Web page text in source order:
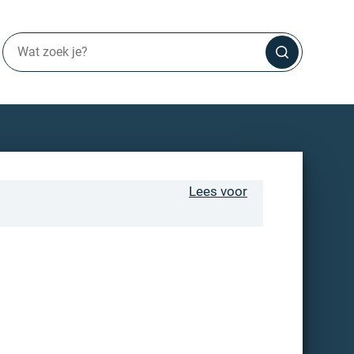
Lees voor